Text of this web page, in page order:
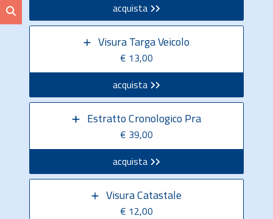
acquista
Visura Targa Veicolo
€ 13,00
acquista
Estratto Cronologico Pra
€ 39,00
acquista
Visura Catastale
€ 12,00